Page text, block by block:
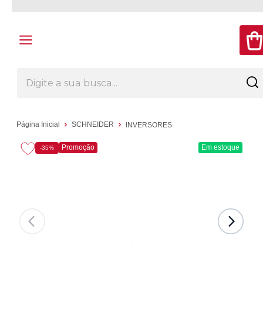
Página Inicial SCHNEIDER INVERSORES
-35% Promoção Em estoque